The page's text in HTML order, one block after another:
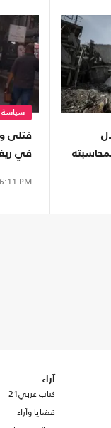
سياسة
قتلى
في
PM
آراء
كتاب عربي21
قضايا وآراء